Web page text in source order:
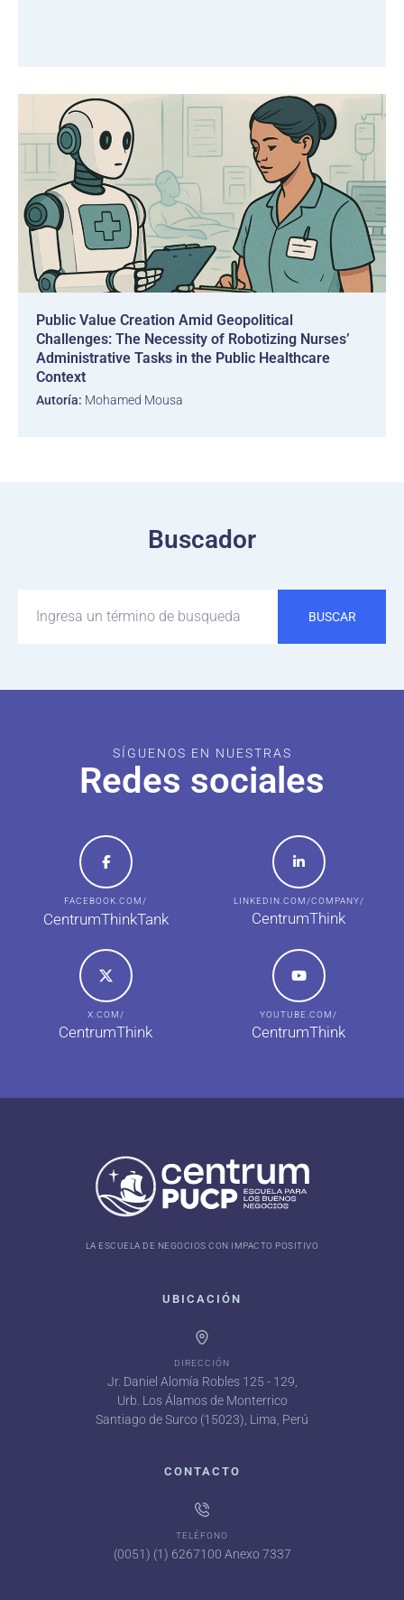
Public Value Creation Amid Geopolitical
Challenges: The Necessity of Robotizing Nurses’
Administrative Tasks in the Public Healthcare
Context
Autoría: Mohamed Mousa
Buscador
BUSCAR
SÍGUENOS EN NUESTRAS
Redes sociales
FACEBOOK.COM/
CentrumThinkTank
LINKEDIN.COM/COMPANY/
CentrumThink
X.COM/
CentrumThink
YOUTUBE.COM/
CentrumThink
LA ESCUELA DE NEGOCIOS CON IMPACTO POSITIVO
UBICACIÓN
DIRECCIÓN
Jr. Daniel Alomía Robles 125 - 129,
Urb. Los Álamos de Monterrico
Santiago de Surco (15023), Lima, Perú
CONTACTO
TELÉFONO
(0051) (1) 6267100 Anexo 7337